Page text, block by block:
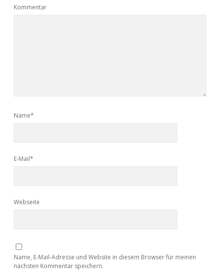
Kommentar
Name*
E-Mail*
Webseite
Name, E-Mail-Adresse und Website in diesem Browser für meinen
nächsten Kommentar speichern.